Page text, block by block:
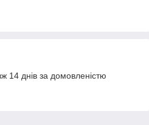
14 днів за домовленістю